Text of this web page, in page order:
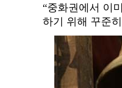
“중화권에서 이
하기 위해 꾸준